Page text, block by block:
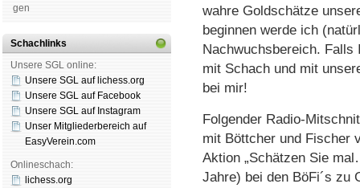
gen
Schachlinks
Unsere SGL online:
Unsere SGL auf li­chess.org
Unsere SGL auf Face­book
Unsere SGL auf Insta­gram
Unser Mitgliederbereich auf
EasyVerein.com
Onlineschach:
lichess.org
wahre Goldschätze
beginnen werde ich
Nachwuchsbereich. Falls
mit Schach und mit
bei mir!
Folgender Radio-
mit Böttcher und Fischer
Aktion „Schätzen Sie
Jahre) bei den BöFi´s zu